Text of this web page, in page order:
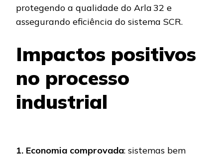
protegendo a qualidade do Arla 32 e
assegurando eficiência do sistema SCR.
Impactos positivos
no processo
industrial
1. Economia comprovada: sistemas bem